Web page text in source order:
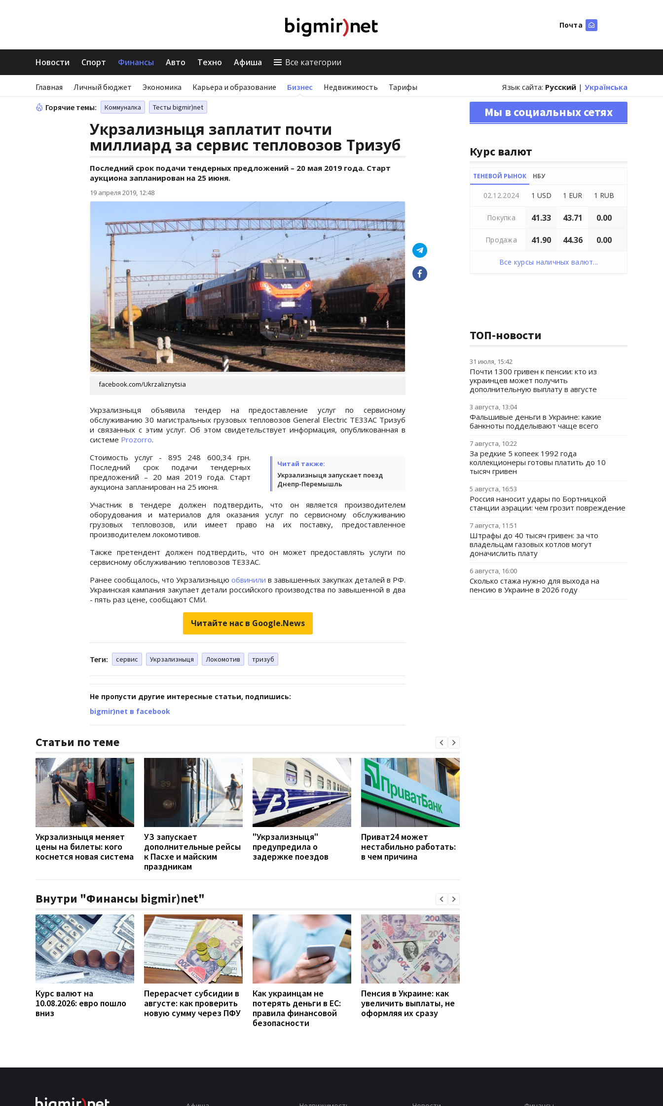
Почта
Новости Спорт Финансы Авто Техно Афиша Все категории
Главная Личный бюджет Экономика Карьера и образование Бизнес Недвижимость Тарифы Язык сайта: Русский | Українська
Горячие темы: Коммуналка Тесты bigmir)net
Укрзализныця заплатит почти
миллиард за сервис тепловозов Тризуб
Последний срок подачи тендерных предложений – 20 мая 2019 года. Старт
аукциона запланирован на 25 июня.
19 апреля 2019, 12:48
facebook.com/Ukrzaliznytsia
Укрзализныця объявила тендер на предоставление услуг по сервисному
обслуживанию 30 магистральных грузовых тепловозов General Electric ТЕ33АС Тризуб
и связанных с этим услуг. Об этом свидетельствует информация, опубликованная в
системе Prozorro.
Читай также:
Укрзализныця запускает поезд
Днепр-Перемышль
Стоимость услуг - 895 248 600,34 грн.
Последний срок подачи тендерных
предложений – 20 мая 2019 года. Старт
аукциона запланирован на 25 июня.
Участник в тендере должен подтвердить, что он является производителем
оборудования и материалов для оказания услуг по сервисному обслуживанию
грузовых тепловозов, или имеет право на их поставку, предоставленное
производителем локомотивов.
Также претендент должен подтвердить, что он может предоставлять услуги по
сервисному обслуживанию тепловозов ТЕ33АС.
Ранее сообщалось, что Укрзализныцю обвинили в завышенных закупках деталей в РФ.
Украинская кампания закупает детали российского производства по завышенной в два
- пять раз цене, сообщают СМИ.
Читайте нас в Google.News
Теги: сервис Укрзализныця Локомотив тризуб
Не пропусти другие интересные статьи, подпишись:
bigmir)net в facebook
Статьи по теме
Укрзализныця меняет
цены на билеты: кого
коснется новая система
УЗ запускает
дополнительные рейсы
к Пасхе и майским
праздникам
"Укрзализныця"
предупредила о
задержке поездов
Приват24 может
нестабильно работать:
в чем причина
Внутри "Финансы bigmir)net"
Курс валют на
10.08.2026: евро пошло
вниз
Перерасчет субсидии в
августе: как проверить
новую сумму через ПФУ
Как украинцам не
потерять деньги в ЕС:
правила финансовой
безопасности
Пенсия в Украине: как
увеличить выплаты, не
оформляя их сразу
Мы в социальных сетях
Курс валют
ТЕНЕВОЙ РЫНОК НБУ
02.12.2024 1 USD 1 EUR 1 RUB
Покупка 41.33 43.71 0.00
Продажа 41.90 44.36 0.00
Все курсы наличных валют...
ТОП-новости
31 июля, 15:42
Почти 1300 гривен к пенсии: кто из
украинцев может получить
дополнительную выплату в августе
3 августа, 13:04
Фальшивые деньги в Украине: какие
банкноты подделывают чаще всего
7 августа, 10:22
За редкие 5 копеек 1992 года
коллекционеры готовы платить до 10
тысяч гривен
5 августа, 16:53
Россия наносит удары по Бортницкой
станции аэрации: чем грозит повреждение
7 августа, 11:51
Штрафы до 40 тысяч гривен: за что
владельцам газовых котлов могут
доначислить плату
6 августа, 16:00
Сколько стажа нужно для выхода на
пенсию в Украине в 2026 году